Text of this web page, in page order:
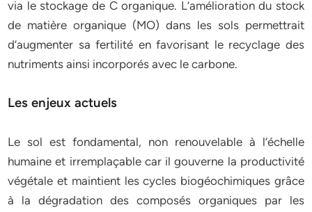
via le stockage de C organique. L’amélioration du stock
de matière organique (MO) dans les sols permettrait
d’augmenter sa fertilité en favorisant le recyclage des
nutriments ainsi incorporés avec le carbone.
Les enjeux actuels
Le sol est fondamental, non renouvelable à l’échelle
humaine et irremplaçable car il gouverne la productivité
végétale et maintient les cycles biogéochimiques grâce
à la dégradation des composés organiques par les